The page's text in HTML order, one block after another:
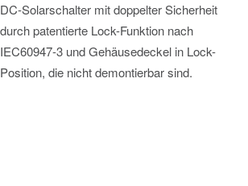
DC-Solarschalter mit doppelter Sicherheit
durch patentierte Lock-Funktion nach
IEC60947-3 und Gehäusedeckel in Lock-
Position, die nicht demontierbar sind.